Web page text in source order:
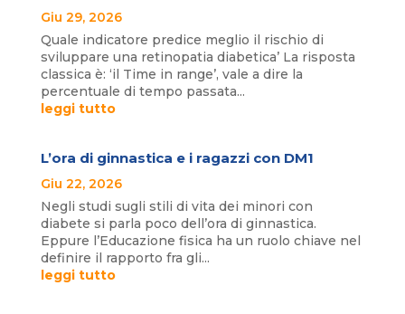
Giu 29, 2026
Quale indicatore predice meglio il rischio di
sviluppare una retinopatia diabetica’ La risposta
classica è: ‘il Time in range’, vale a dire la
percentuale di tempo passata...
leggi tutto
L’ora di ginnastica e i ragazzi con DM1
Giu 22, 2026
Negli studi sugli stili di vita dei minori con
diabete si parla poco dell’ora di ginnastica.
Eppure l’Educazione fisica ha un ruolo chiave nel
definire il rapporto fra gli...
leggi tutto